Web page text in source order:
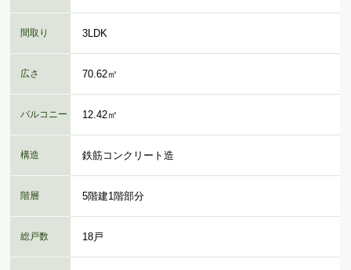
間取り 3LDK
広さ 70.62㎡
バルコニー 12.42㎡
構造 鉄筋コンクリート造
階層 5階建1階部分
総戸数 18戸